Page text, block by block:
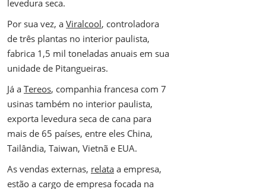
levedura seca.
Por sua vez, a Viralcool, controladora
de três plantas no interior paulista,
fabrica 1,5 mil toneladas anuais em sua
unidade de Pitangueiras.
Já a Tereos, companhia francesa com 7
usinas também no interior paulista,
exporta levedura seca de cana para
mais de 65 países, entre eles China,
Tailândia, Taiwan, Vietnã e EUA.
As vendas externas, relata a empresa,
estão a cargo de empresa focada na